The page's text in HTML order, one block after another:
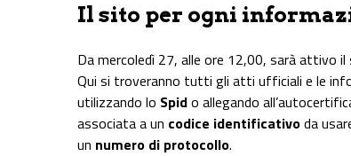
Il sito per ogni
Da mercoledì 27, alle ore 12,00, sarà attivo
Qui si troveranno tutti gli atti ufficiali e le
utilizzando lo Spido allegando
associata a un codice identificativoda
un numero di protocollo.